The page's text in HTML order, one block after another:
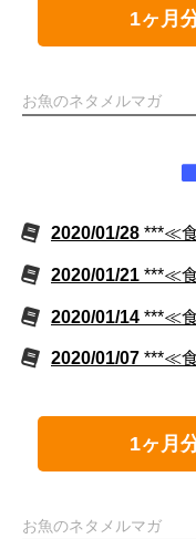
1ヶ月
お魚のネタメルマガ
2020/01/28 ***≪
2020/01/21 ***≪
2020/01/14 ***≪
2020/01/07 ***≪
1ヶ月
お魚のネタメルマガ